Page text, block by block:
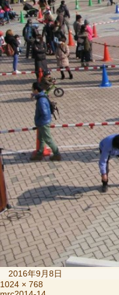
稿
2016年9月8日
フ
1024 × 768